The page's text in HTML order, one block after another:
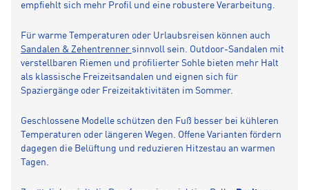
empfiehlt sich mehr Profil und eine robustere Verarbeitung.
Für warme Temperaturen oder Urlaubsreisen können auch
Sandalen & Zehentrenner sinnvoll sein. Outdoor-Sandalen mit
verstellbaren Riemen und profilierter Sohle bieten mehr Halt
als klassische Freizeitsandalen und eignen sich für
Spaziergänge oder Freizeitaktivitäten im Sommer.
Geschlossene Modelle schützen den Fuß besser bei kühleren
Temperaturen oder längeren Wegen. Offene Varianten fördern
dagegen die Belüftung und reduzieren Hitzestau an warmen
Tagen.